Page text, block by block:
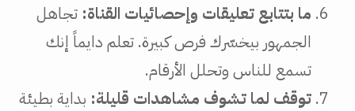
ما بتتابع تعليقات وإحصائيات القناة: تجاهل
الجمهور بيخسّرك فرص كبيرة. تعلم دايماً إنك
تسمع للناس وتحلل الأرقام.
توقف لما تشوف مشاهدات قليلة: بداية بطيئة